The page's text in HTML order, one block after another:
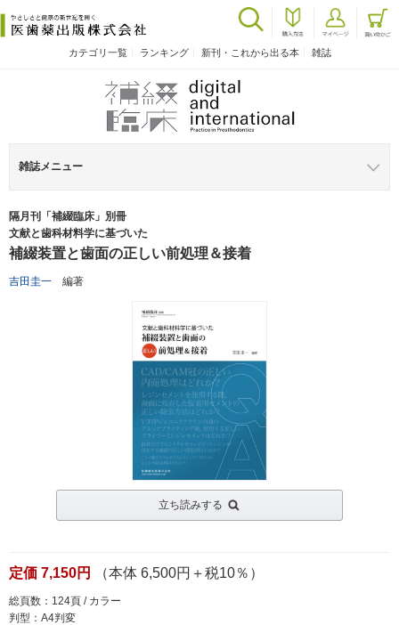
カテゴリ一覧 ランキング 新刊・これから出る本 雑誌
雑誌メニュー
隔月刊「補綴臨床」別冊
文献と歯科材料学に基づいた
補綴装置と歯面の正しい前処理＆接着
吉田圭一 編著
立ち読みする
定価 7,150円 （本体 6,500円＋税10％）
総頁数：124頁 / カラー
判型：A4判変